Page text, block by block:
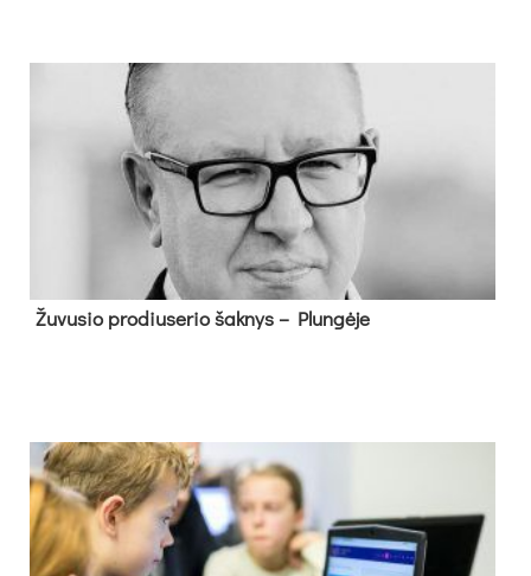
Žu­vu­sio pro­diu­se­rio šak­nys – Plun­gė­je